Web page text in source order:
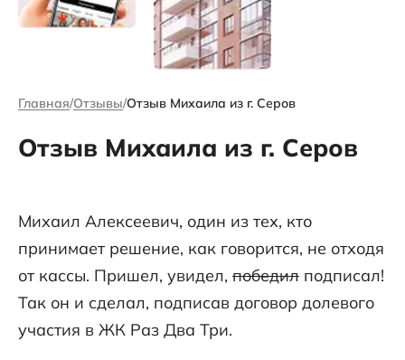
Главная Отзывы Отзыв Михаила из г. Серов
Отзыв Михаила из г. Серов
Михаил Алексеевич, один из тех, кто
принимает решение, как говорится, не отходя
от кассы. Пришел, увидел, победил подписал!
Так он и сделал, подписав договор долевого
участия в ЖК Раз Два Три.